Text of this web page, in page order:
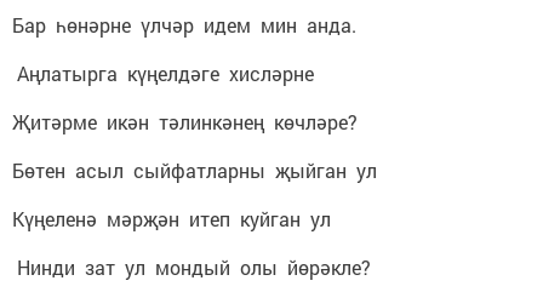
Бар һөнәрне үлчәр идем мин анда.
Аңлатырга күңелдәге хисләрне
Җитәрме икән тәлинкәнең көчләре?
Бөтен асыл сыйфатларны җыйган ул
Күңеленә мәрҗән итеп куйган ул
Нинди зат ул мондый олы йөрәкле?